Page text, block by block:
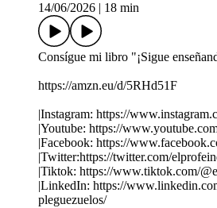
14/06/2026
18 min
Consígue mi libro "¡Sigue
https://amzn.eu/d/5RHd51F
|Instagram: https://
|Youtube: https://
|Facebook: https://
|Twitter:https://twitter.com/
|Tiktok: https://www.tiktok.com/
|LinkedIn: https://
pleguezuelos/